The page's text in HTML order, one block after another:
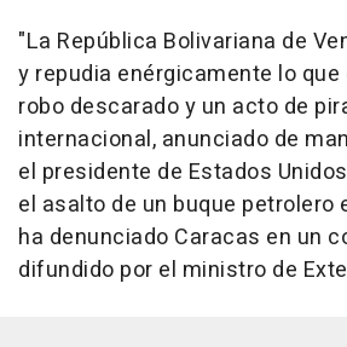
"La República Bolivariana de
y repudia enérgicamente lo
robo descarado y un acto de
internacional, anunciado de
el presidente de Estados
el asalto de un buque petrolero
ha denunciado Caracas en un
difundido por el ministro de